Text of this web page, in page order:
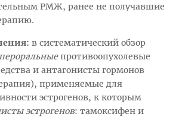
РМЖ, ранее не получавшие
в систематический обзор
противоопухолевые
и антагонисты гормонов
применяемые для
эстрогенов, к которым
эстрогенов: тамоксифен и